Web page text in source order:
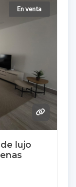
En venta
lujo